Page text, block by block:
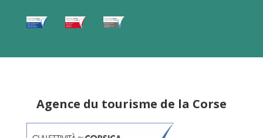
Agence du tourisme de la Corse